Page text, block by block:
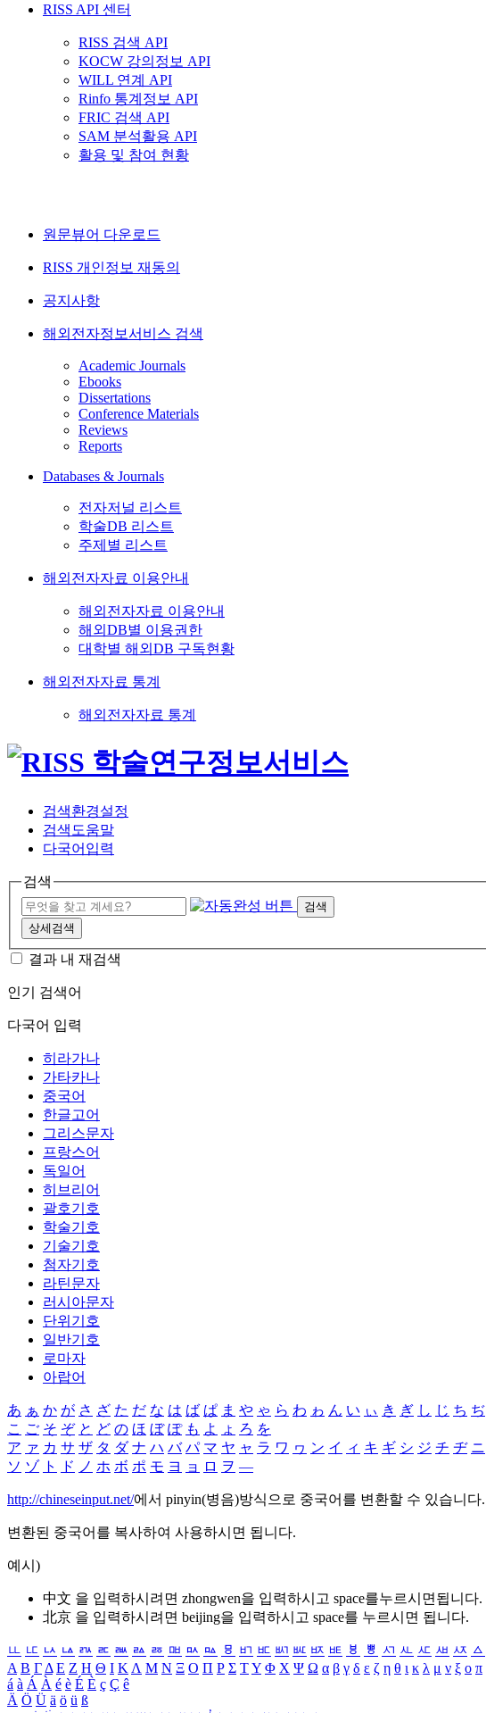
RISS API 센터
RISS 검색 API
KOCW 강의정보 API
WILL 연계 API
Rinfo 통계정보 API
FRIC 검색 API
SAM 분석활용 API
활용 및 참여 현황
원문뷰어 다운로드
RISS 개인정보 재동의
공지사항
해외전자정보서비스 검색
Academic Journals
Ebooks
Dissertations
Conference Materials
Reviews
Reports
Databases & Journals
전자저널 리스트
학술DB 리스트
주제별 리스트
해외전자자료 이용안내
해외전자자료 이용안내
해외DB별 이용권한
대학별 해외DB 구독현황
해외전자자료 통계
해외전자자료 통계
검색환경설정
검색도움말
다국어입력
검색
검색
상세검색
결과 내 재검색
인기 검색어
다국어 입력
히라가나
가타카나
중국어
한글고어
그리스문자
프랑스어
독일어
히브리어
괄호기호
학술기호
기술기호
첨자기호
라틴문자
러시아문자
단위기호
일반기호
로마자
아랍어
あ ぁ か が さ ざ た だ な は ば ぱ ま や ゃ ら わ ゎ ん い ぃ き ぎ し じ ち ぢ
こ ご そ ぞ と ど の ほ ぼ ぽ も よ ょ ろ を
ア ァ カ サ ザ タ ダ ナ ハ バ パ マ ヤ ャ ラ ワ ヮ ン イ ィ キ ギ シ ジ チ ヂ ニ
ソ ゾ ト ド ノ ホ ボ ポ モ ヨ ョ ロ ヲ ―
http://chineseinput.net/에서 pinyin(병음)방식으로 중국어를 변환할 수 있습니다.
변환된 중국어를 복사하여 사용하시면 됩니다.
예시)
中文 을 입력하시려면 zhongwen을 입력하시고 space를누르시면됩니다.
北京 을 입력하시려면 beijing을 입력하시고 space를 누르시면 됩니다.
ㅥ ㅦ ㅧ ㅨ ㅩ ㅪ ㅫ ㅬ ㅭ ㅮ ㅯ ㅰ ㅱ ㅲ ㅳ ㅴ ㅵ ㅶ ㅷ ㅸ ㅹ ㅺ ㅻ ㅼ ㅽ ㅾ ㅿ
Α Β ΓΔ Ε Ζ Η Θ Ι ΚΛ Μ Ν Ξ Ο Π Ρ Σ ΤΥ Φ Χ Ψ Ω α β γ δ ε ζ η θ ι κ λ μ ν ξ ο π
á à Á À é è É È ç Ç ê
Ä Ö Ü ä ö ü ß